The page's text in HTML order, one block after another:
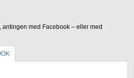
med Facebook – eller med